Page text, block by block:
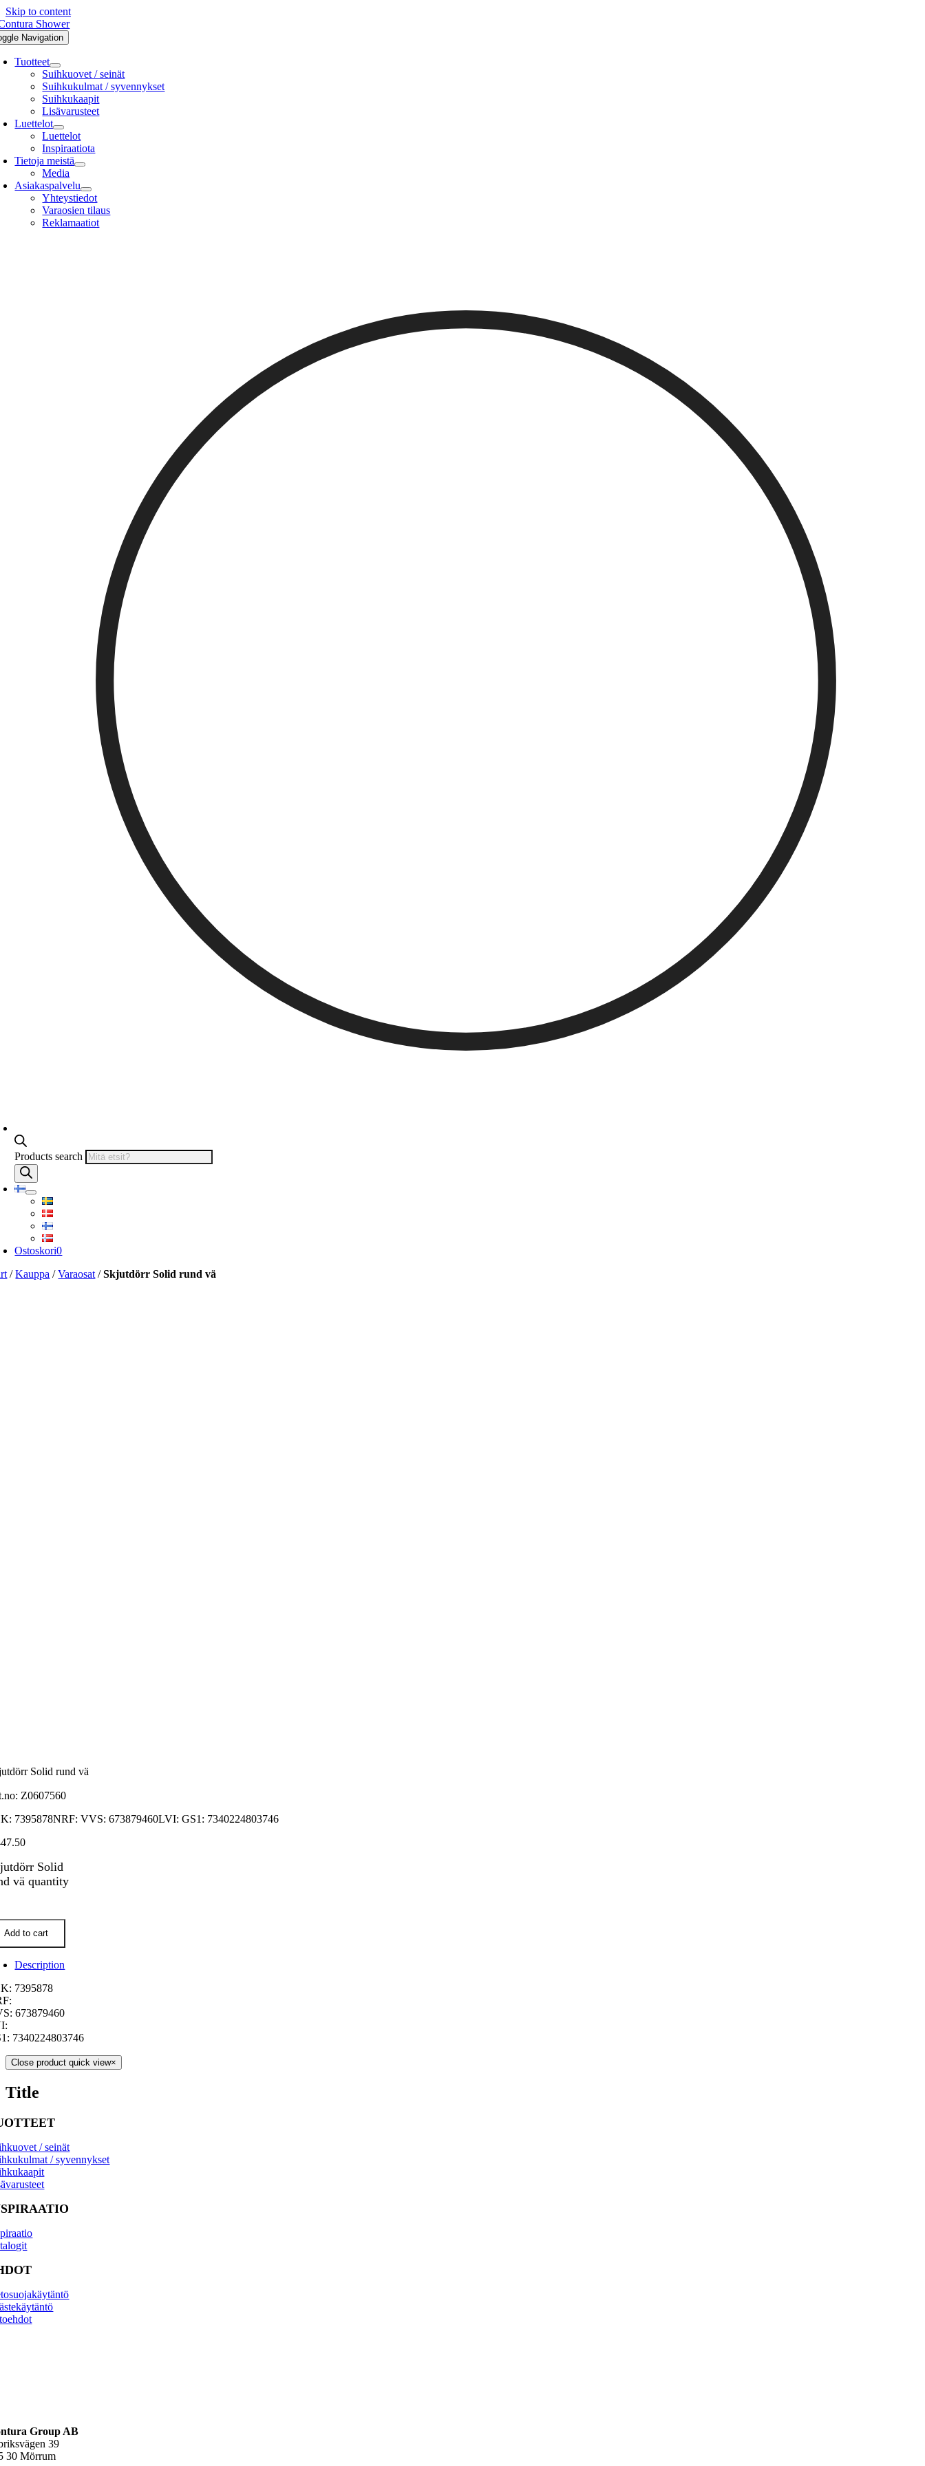
Skip to content
Navigation
Tuotteet
Suihkuovet / seinät
Suihkukulmat / syvennykset
Suihkukaapit
Lisävarusteet
Luettelot
Luettelot
Inspiraatiota
Tietoja meistä
Media
Asiakaspalvelu
Yhteystiedot
Varaosien tilaus
Reklamaatiot
Products search
Ostoskori0
/Kauppa /Varaosat /Skjutdörr Solid rund vä
Solid rund vä
Z0607560
7395878NRF: VVS: 673879460LVI: GS1: 7340224803746
Solid
vä quantity
Add to cart
Description
7395878
673879460
7340224803746
Close product quick view×
Title
/ seinät
/ syvennykset
Group AB
39
30 Mörrum